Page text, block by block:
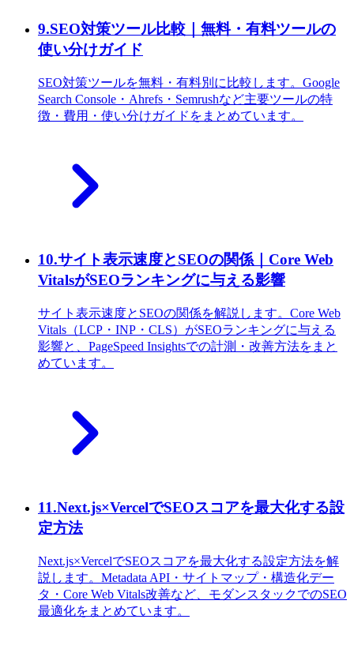
9.SEO対策ツール比較｜無料・有料ツールの
使い分けガイド
SEO対策ツールを無料・有料別に比較します。Google
Search Console・Ahrefs・Semrushなど主要ツールの特
徴・費用・使い分けガイドをまとめています。
10.サイト表示速度とSEOの関係｜Core Web
VitalsがSEOランキングに与える影響
サイト表示速度とSEOの関係を解説します。Core Web
Vitals（LCP・INP・CLS）がSEOランキングに与える
影響と、PageSpeed Insightsでの計測・改善方法をまと
めています。
11.Next.js×VercelでSEOスコアを最大化する設
定方法
Next.js×VercelでSEOスコアを最大化する設定方法を解
説します。Metadata API・サイトマップ・構造化デー
タ・Core Web Vitals改善など、モダンスタックでのSEO
最適化をまとめています。